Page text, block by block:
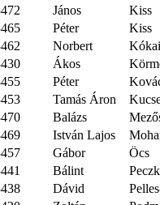
János
Kiss
Péter
Kiss
Norbert
Ákos
Péter
Tamás Áron
Balázs
István Lajos
Gábor
Öcs
Bálint
Dávid